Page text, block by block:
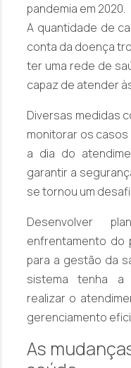
pandemia em 2020.
A quantidade de
conta da doença
ter uma rede de
capaz de atender
Diversas medidas
monitorar os casos
a dia do
garantir a
se tornou um
Desenvolver
enfrentamento do
para a gestão da
sistema tenha a
realizar o
gerenciamento
As